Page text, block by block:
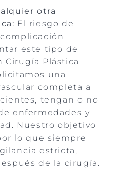
otra
El riesgo de
este tipo de
Cirugía Plástica
una
completa a
tengan o no
enfermedades y
Nuestro objetivo
lo que siempre
estricta,
de la cirugía.